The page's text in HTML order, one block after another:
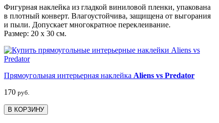
Фигурная наклейка из гладкой виниловой пленки, упакована
в плотный конверт. Влагоустойчива, защищена от выгорания
и пыли. Допускает многократное переклеивание.
Размер: 20 х 30 см.
Прямоугольная интерьерная наклейка Aliens vs Predator
170 руб.
В КОРЗИНУ